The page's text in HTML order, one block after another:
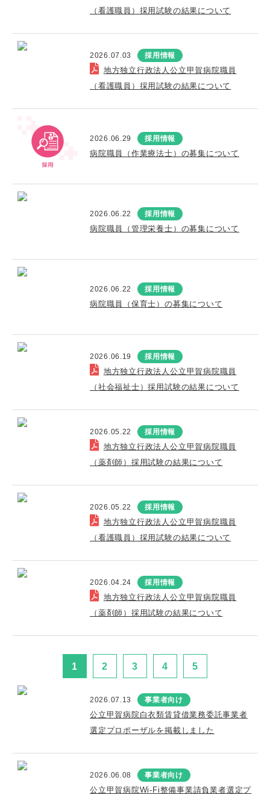
（看護職員）採用試験の結果について
2026.07.03 採用情報
地方独立行政法人公立甲賀病院職員
（看護職員）採用試験の結果について
2026.06.29 採用情報
病院職員（作業療法士）の募集について
2026.06.22 採用情報
病院職員（管理栄養士）の募集について
2026.06.22 採用情報
病院職員（保育士）の募集について
2026.06.19 採用情報
地方独立行政法人公立甲賀病院職員
（社会福祉士）採用試験の結果について
2026.05.22 採用情報
地方独立行政法人公立甲賀病院職員
（薬剤師）採用試験の結果について
2026.05.22 採用情報
地方独立行政法人公立甲賀病院職員
（看護職員）採用試験の結果について
2026.04.24 採用情報
地方独立行政法人公立甲賀病院職員
（薬剤師）採用試験の結果について
1 2 3 4 5
2026.07.13 事業者向け
公立甲賀病院白衣類賃貸借業務委託事業者
選定プロポーザルを掲載しました
2026.06.08 事業者向け
公立甲賀病院Wi-Fi整備事業請負業者選定プ